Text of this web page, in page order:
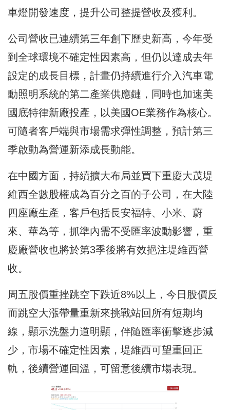
車燈開發速度，提升公司整提營收及獲利。
公司營收已連續第三年創下歷史新高，今年受
到全球環境不確定性因素高，但仍以達成去年
設定的成長目標，計畫仍持續進行介入汽車電
動照明系統的第二產業供應鏈，同時也加速美
國底特律新廠投產，以美國OE業務作為核心。
可隨者客戶端與市場需求彈性調整，預計第三
季啟動為營運新添成長動能。
在中國方面，持續擴大布局並買下重慶大茂堤
維西全數股權成為百分之百的子公司，在大陸
四座廠生產，客戶包括長安福特、小米、蔚
來、華為等，抓準內需不受匯率波動影響，重
慶廠營收也將於第3季後將有效挹注堤維西營
收。
周五股價重挫跳空下跌近8%以上，今日股價反
而跳空大漲帶量重新來挑戰站回所有短期均
線，顯示洗盤力道明顯，伴隨匯率衝擊逐步減
少，市場不確定性因素，堤維西可望重回正
軌，後續營運回溫，可留意後續市場表現。